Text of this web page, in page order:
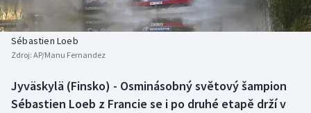
Basketbal
Biatlon
Boby a skeleton
Historické návraty
Aplikace ČT sport
AZ kvíz
Sébastien Loeb
Zdroj: AP/Manu Fernandez
Jyväskylä (Finsko) - Osminásobný světový šampion
Sébastien Loeb z Francie se i po druhé etapě drží v